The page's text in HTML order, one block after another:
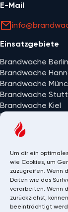
Um dir ein
wie Cookies, um
zuzugreifen. Wenn
Daten wie das
verarbeiten. Wenn
zurückziehst,
beeinträchtigt
E-Mail
Einsatzgebiete
Brandwache Berlin
Brandwache
Brandwache
Brandwache
Brandwache Kiel
Brandwache
Alle Einsatzorte